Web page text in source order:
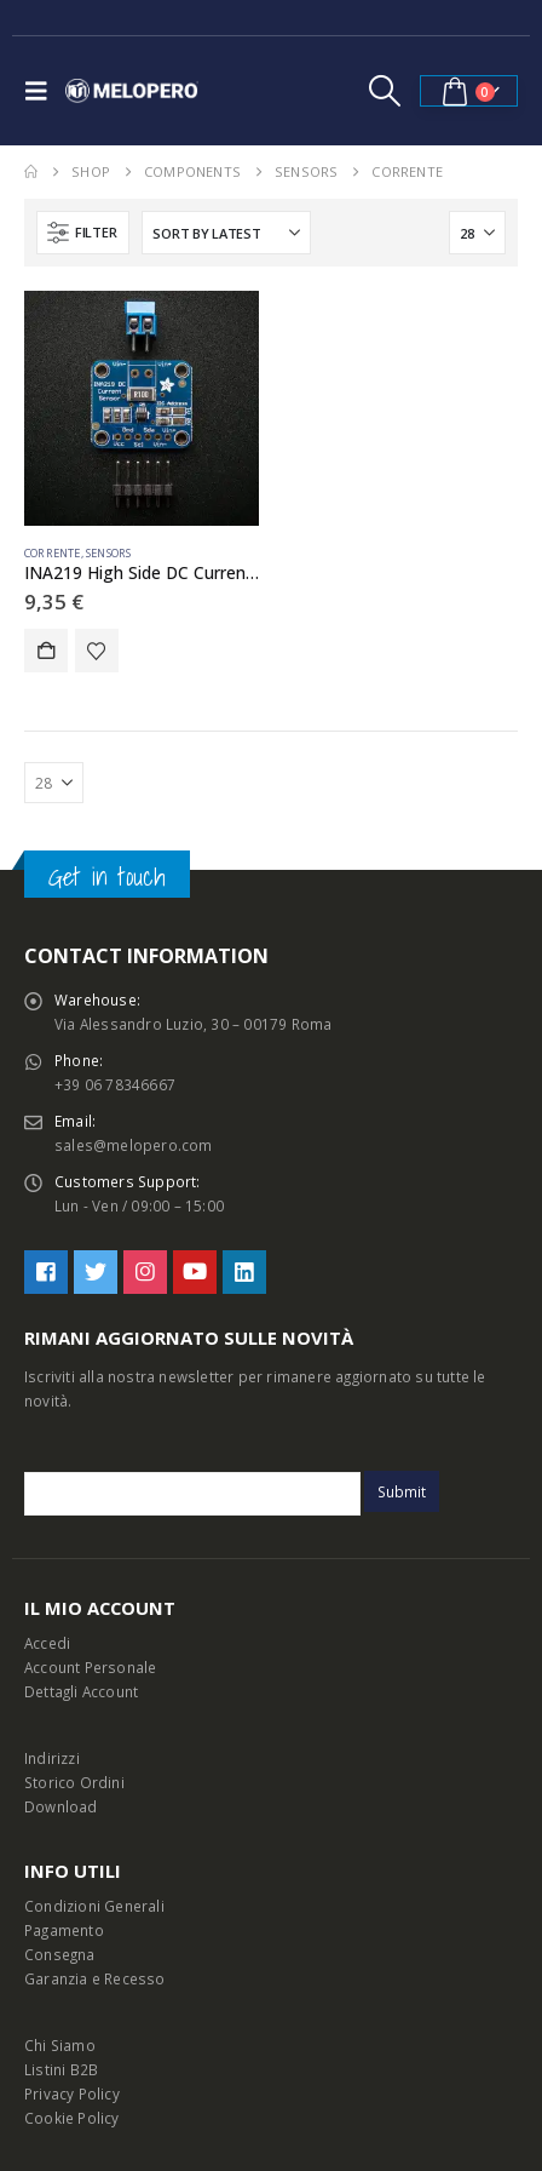
0
SHOP COMPONENTS SENSORS CORRENTE
FILTER
CORRENTE,SENSORS
INA219 High Side DC Current Sensor Breakout – 26V ±3.2A Max
9,35 €
Get in touch
CONTACT INFORMATION
Warehouse:
Via Alessandro Luzio, 30 – 00179 Roma
Phone:
+39 06 78346667
Email:
sales@melopero.com
Customers Support:
Lun - Ven / 09:00 – 15:00
RIMANI AGGIORNATO SULLE NOVITÀ
Iscriviti alla nostra newsletter per rimanere aggiornato su tutte le
novità.
IL MIO ACCOUNT
Accedi
Account Personale
Dettagli Account
Indirizzi
Storico Ordini
Download
INFO UTILI
Condizioni Generali
Pagamento
Consegna
Garanzia e Recesso
Chi Siamo
Listini B2B
Privacy Policy
Cookie Policy